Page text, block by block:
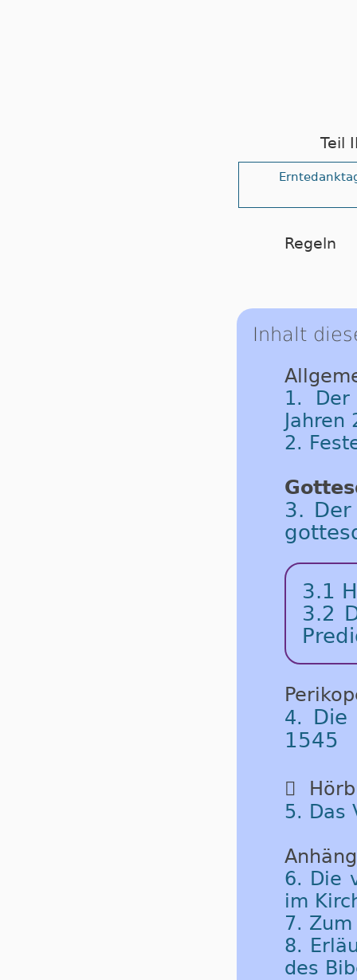
Teil
Regeln
Inhalt
1. Der
2.
3.
3.1
3.2
4. Die
1545

5. Das
6. Die
im
7.
8.
des